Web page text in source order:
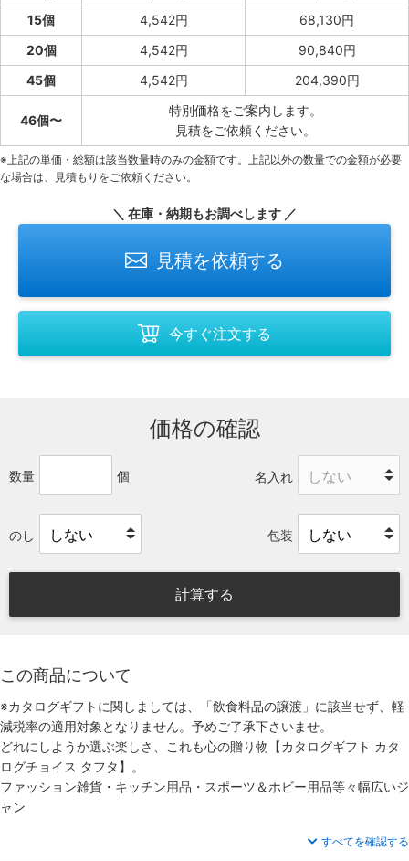
15個
4,542円
68,130円
20個
4,542円
90,840円
45個
4,542円 204,390円
46個〜
特別価格をご案内します。
見積をご依頼ください。
※上記の単価・総額は該当数量時のみの金額です。上記以外の数量での金額が必要
な場合は、見積もりをご依頼ください。
＼ 在庫・納期もお調べします ／
見積を依頼する
今すぐ注文する
価格の確認
数量 個 名入れ
のし 包装
計算する
この商品について
※カタログギフトに関しましては、「飲食料品の譲渡」に該当せず、軽
減税率の適用対象となりません。予めご了承下さいませ。
どれにしようか選ぶ楽しさ、これも心の贈り物【カタログギフト カタ
ログチョイス タフタ】。
ファッション雑貨・キッチン用品・スポーツ＆ホビー用品等々幅広いジ
ャン
すべてを確認する